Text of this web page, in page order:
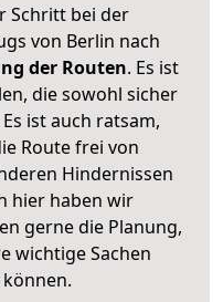
Schritt bei der
von Berlin nach
der Routen. Es ist
die sowohl sicher
ist auch ratsam,
Route frei von
Hindernissen
hier haben wir
gerne die Planung,
wichtige Sachen